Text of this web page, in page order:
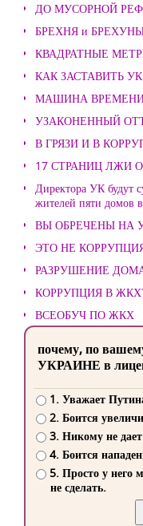
ДО МУСОРНОЙ
БРЕХНЯ и
КВАДРАТНЫЕ
КАК ЗАСТАВИТЬ
МАШИНА
УЗАКОНЕННЫЙ
В ГРЯЗИ И В
17 СТРАНИЦ ЛЖИ
Директора УК будут
жителей пяти домов
ВЫ ОБРЕЧЕНЫ НА
ЭТО НЕ
РАЗРУШЕНИЕ
КОРРУПЦИЯ В
ВСЕОБУЧ ПО ЖКХ
почему, по
УКРАИНЕ в
1. Уважает
2. Боится
3. Никому не
4. Боится
5. Просто у него
не сделать.